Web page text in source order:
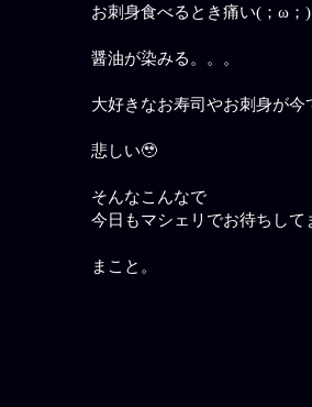
お刺身食べるとき痛い(；ω；)
醤油が染みる。。。
大好きなお寿司やお刺身が今
悲しい🥹
そんなこんなで
今日もマシェリでお待ちして
まこと。